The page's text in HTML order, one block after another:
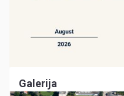
Galerija